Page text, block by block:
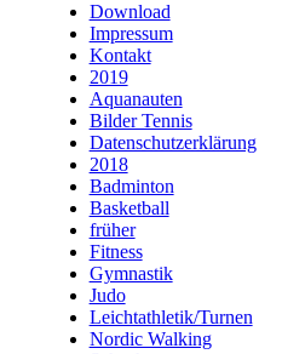
Download
Impressum
Kontakt
2019
Aquanauten
Bilder Tennis
Datenschutzerklärung
2018
Badminton
Basketball
früher
Fitness
Gymnastik
Judo
Leichtathletik/Turnen
Nordic Walking